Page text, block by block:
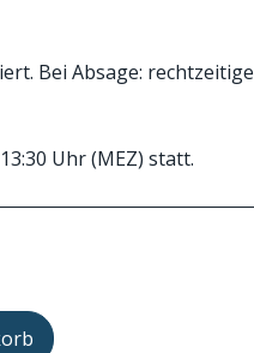
Bei Absage: rechtzeitige
Uhr (MEZ) statt.